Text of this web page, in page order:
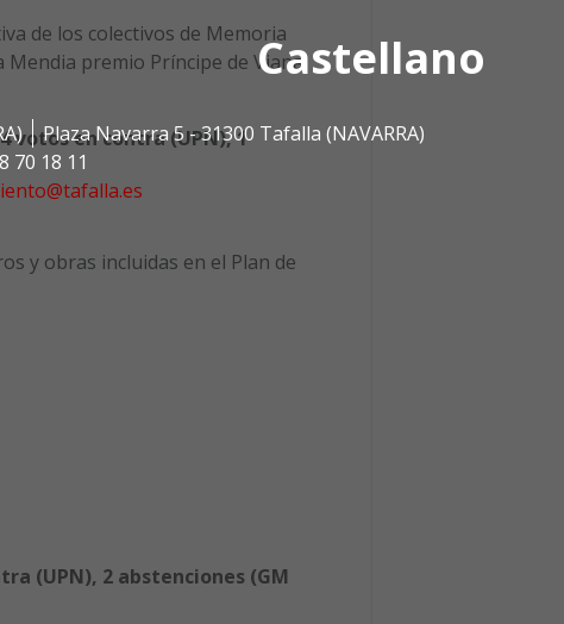
Castellano
Plaza Navarra 5 - 31300 Tafalla (NAVARRA)
70 18 11
de los colectivos de Memoria
premio Príncipe de Viana
votos en contra (UPN), 1
y obras incluidas en el Plan de
(UPN), 2 abstenciones (GM